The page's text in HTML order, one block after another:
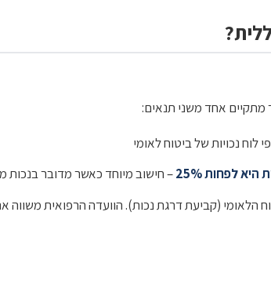
מתקיים אחד משני תנאים:
לוח נכויות של ביטוח לאומי
– חישוב מיוחד כאשר מדובר בנכות
הלאומי (קביעת דרגת נכות). הוועדה הרפואית משווה